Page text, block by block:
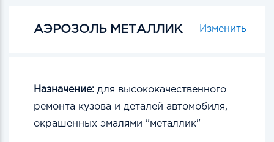
АЭРОЗОЛЬ МЕТАЛЛИК Изменить
Назначение: для высококачественного
ремонта кузова и деталей автомобиля,
окрашенных эмалями "металлик"